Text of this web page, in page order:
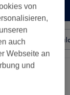
von
auch
Webseite an
und